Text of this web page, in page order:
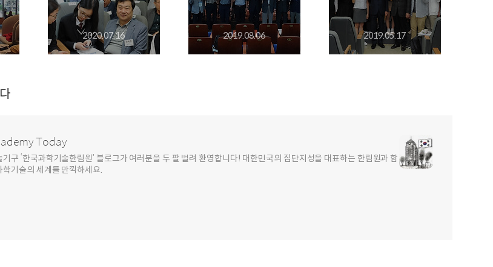
2020.07.16 2019.08.06 2019.05.17
Today
구 ‘한국과학기술한림원’ 블로그가 여러분을 두 팔 벌려 환영합니다! 대한민국의 집단지성을 대표하는 한림원과 함
학기술의 세계를 만끽하세요.